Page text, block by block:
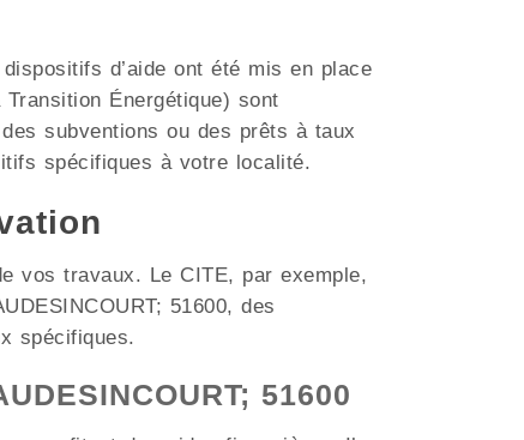
d’aide ont été mis en place
Énergétique) sont
subventions ou des prêts à taux
spécifiques à votre localité.
vos travaux. Le CITE, par exemple,
51600, des
spécifiques.
51600